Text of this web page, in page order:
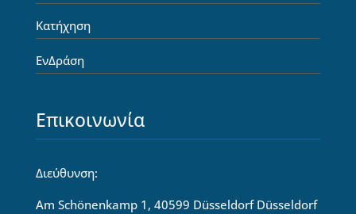
Κατήχηση
ΕνΔράση
Επικοινωνία
Διεύθυνση:
Am Schönenkamp 1, 40599 Düsseldorf Düsseldorf